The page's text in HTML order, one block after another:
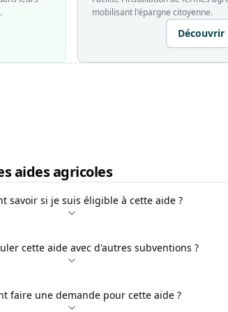
mobilisant l'épargne citoyenne.
Découvrir
aides agricoles
savoir si je suis éligible à cette aide ?
cette aide avec d'autres subventions ?
faire une demande pour cette aide ?